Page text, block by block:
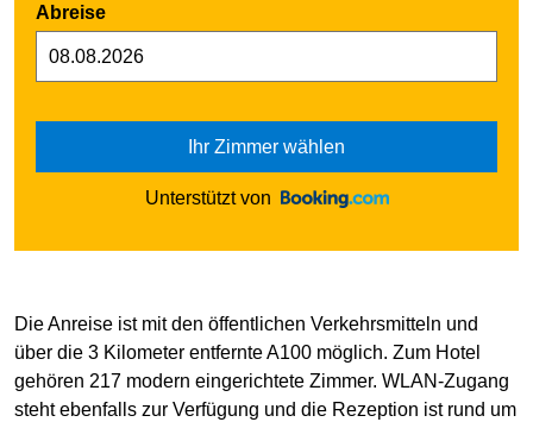
Abreise
Ihr Zimmer wählen
Unterstützt von
Die Anreise ist mit den öffentlichen Verkehrsmitteln und
über die 3 Kilometer entfernte A100 möglich. Zum Hotel
gehören 217 modern eingerichtete Zimmer. WLAN-Zugang
steht ebenfalls zur Verfügung und die Rezeption ist rund um